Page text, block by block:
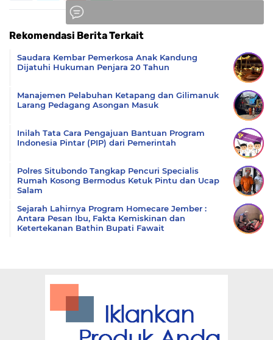
Rekomendasi Berita Terkait
Saudara Kembar Pemerkosa Anak Kandung
Dijatuhi Hukuman Penjara 20 Tahun
Manajemen Pelabuhan Ketapang dan Gilimanuk
Larang Pedagang Asongan Masuk
Inilah Tata Cara Pengajuan Bantuan Program
Indonesia Pintar (PIP) dari Pemerintah
Polres Situbondo Tangkap Pencuri Specialis
Rumah Kosong Bermodus Ketuk Pintu dan Ucap
Salam
Sejarah Lahirnya Program Homecare Jember :
Antara Pesan Ibu, Fakta Kemiskinan dan
Ketertekanan Bathin Bupati Fawait